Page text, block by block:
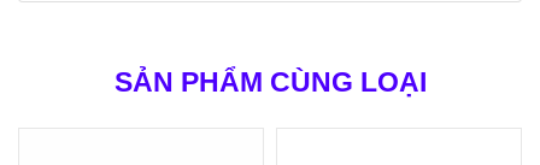
SẢN PHẨM CÙNG LOẠI